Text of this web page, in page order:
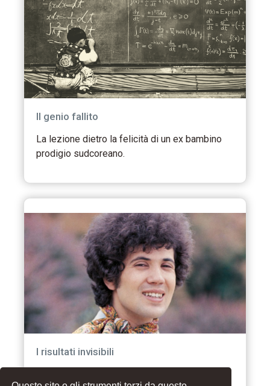
Il genio fallito
La lezione dietro la felicità di un ex bambino
prodigio sudcoreano.
I risultati invisibili